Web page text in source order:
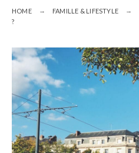
HOME FAMILLE & LIFESTYLE
?